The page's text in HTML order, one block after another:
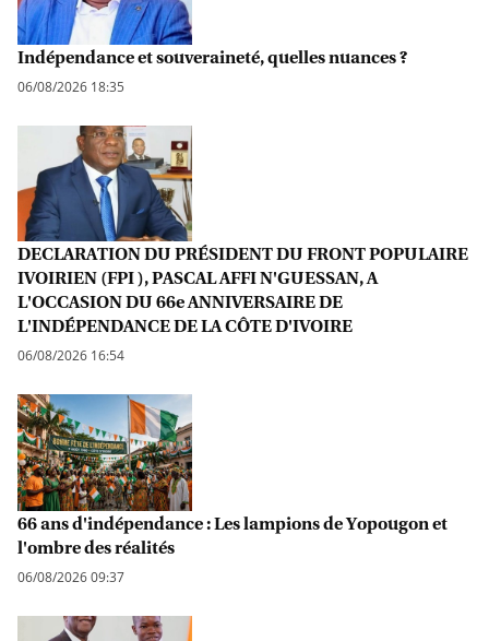
Indépendance et souveraineté, quelles nuances ?
06/08/2026 18:35
DECLARATION DU PRÉSIDENT DU FRONT POPULAIRE
IVOIRIEN (FPI ), PASCAL AFFI N'GUESSAN, A
L'OCCASION DU 66e ANNIVERSAIRE DE
L'INDÉPENDANCE DE LA CÔTE D'IVOIRE
06/08/2026 16:54
66 ans d'indépendance : Les lampions de Yopougon et
l'ombre des réalités
06/08/2026 09:37